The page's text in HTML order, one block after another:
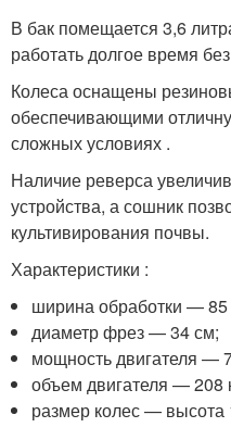
В бак помещается 3,6
работать долгое время
Колеса оснащены
обеспечивающими
сложных условиях .
Наличие реверса
устройства, а сошник
культивирования почвы.
Характеристики :
ширина обработки — 85
диаметр фрез — 34 см;
мощность двигателя —
объем двигателя — 208
размер колес — высота